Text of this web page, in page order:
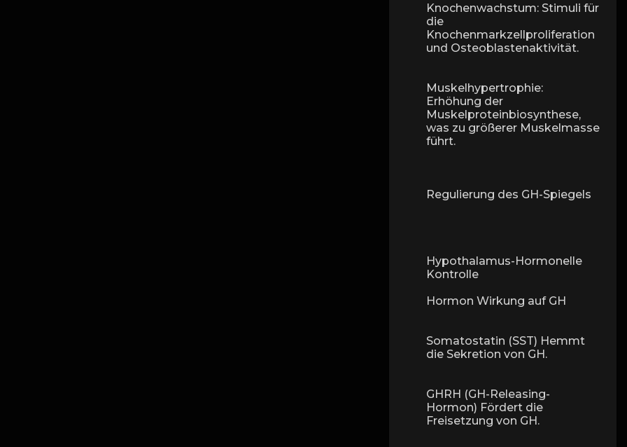
Knochenwachstum: Stimuli für
die
Knochenmarkzellproliferation
und Osteoblastenaktivität.
Muskelhypertrophie:
Erhöhung der
Muskelproteinbiosynthese,
was zu größerer Muskelmasse
führt.
Regulierung des GH-Spiegels
Hypothalamus-Hormonelle
Kontrolle
Hormon Wirkung auf GH
Somatostatin (SST) Hemmt
die Sekretion von GH.
GHRH (GH-Releasing-
Hormon) Fördert die
Freisetzung von GH.